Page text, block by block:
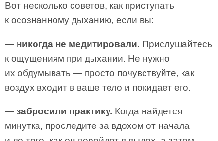
Вот несколько советов, как приступать
к осознанному дыханию, если вы:
— никогда не медитировали. Прислушайтесь
к ощущениям при дыхании. Не нужно
их обдумывать — просто почувствуйте, как
воздух входит в ваше тело и покидает его.
— забросили практику. Когда найдется
минутка, проследите за вдохом от начала